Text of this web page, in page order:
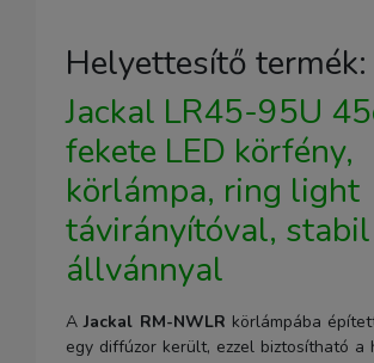
Helyettesítő termék:
Jackal LR45-95U
fekete LED körfény,
körlámpa, ring light
távirányítóval, stabil
állvánnyal
AJackal RM-NWLR körlámpába
egy diffúzor került, ezzel biztosítható a